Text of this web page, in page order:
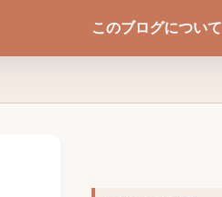
このブログについて